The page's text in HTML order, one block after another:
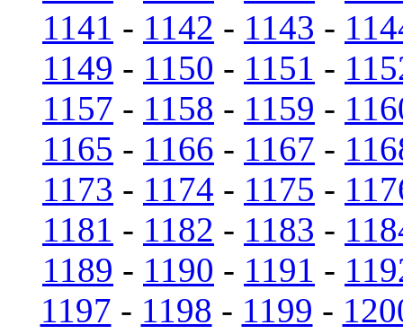
1141 - 1142 - 1143 -
1149 - 1150 - 1151 -
1157 - 1158 - 1159 -
1165 - 1166 - 1167 -
1173 - 1174 - 1175 -
1181 - 1182 - 1183 -
1189 - 1190 - 1191 -
1197 - 1198 - 1199 -